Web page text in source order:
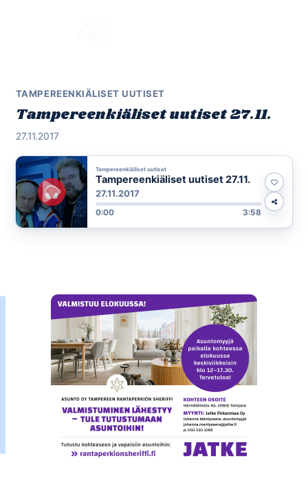
TAMPEREENKIÄLISET UUTISET
Tampereenkiäliset uutiset 27.11.
27.11.2017
Tampereenkiäliset uutiset
Tampereenkiäliset uutiset 27.11.
27.11.2017
0:00 3:58